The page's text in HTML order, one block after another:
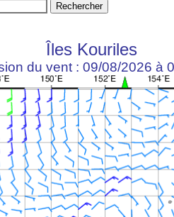
Îles Kouriles
du vent : 09/08/2026 à